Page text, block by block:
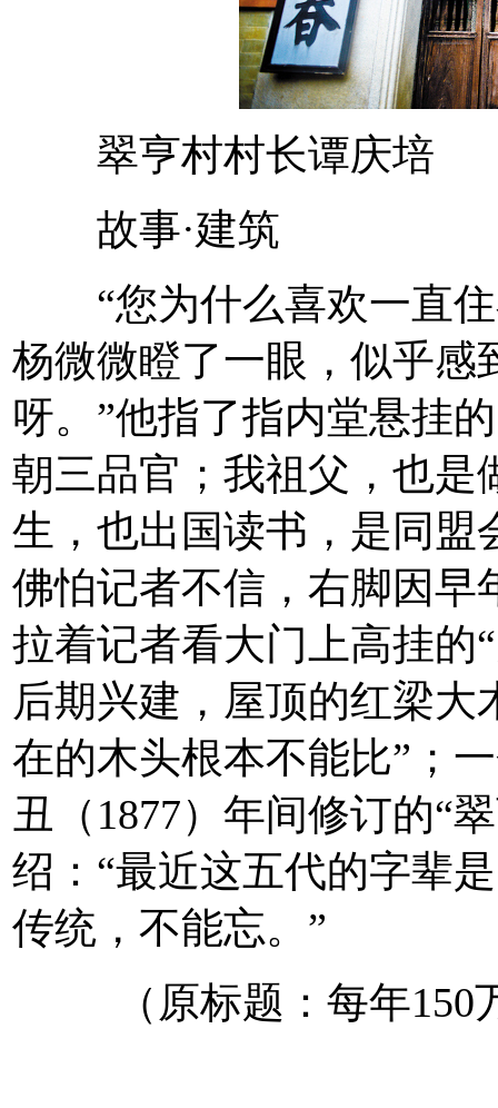
翠亨村村长谭庆培
故事·建筑
“您为什么喜欢一直住
杨微微瞪了一眼，似乎感
呀。”他指了指内堂悬挂
朝三品官；我祖父，也是
生，也出国读书，是同
佛怕记者不信，右脚因早
拉着记者看大门上高挂的
后期兴建，屋顶的红梁大
在的木头根本不能比”；
丑（1877）年间修订的“
绍：“最近这五代的字辈
传统，不能忘。”
（原标题：每年150